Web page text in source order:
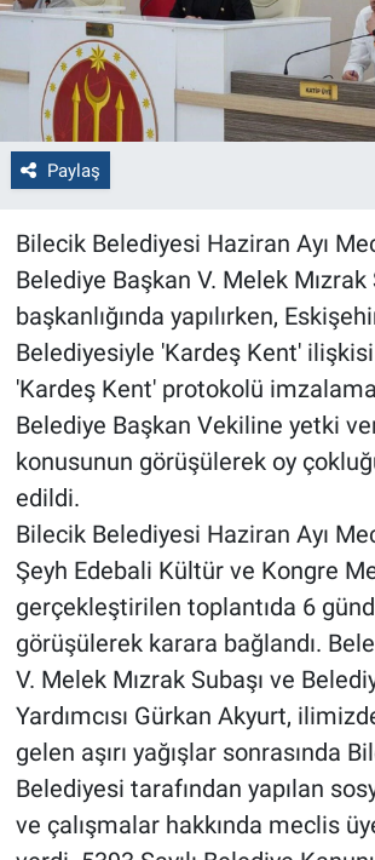
Paylaş
Bilecik Belediyesi Haziran Ayı
Belediye Başkan V. Melek Mızrak
başkanlığında yapılırken,
Belediyesiyle 'Kardeş Kent'
'Kardeş Kent' protokolü
Belediye Başkan Vekiline yetki
konusunun görüşülerek oy
edildi.
Bilecik Belediyesi Haziran Ayı
Şeyh Edebali Kültür ve Kongre
gerçekleştirilen toplantıda 6
görüşülerek karara bağlandı.
V. Melek Mızrak Subaşı ve
Yardımcısı Gürkan Akyurt,
gelen aşırı yağışlar sonrasında
Belediyesi tarafından yapılan
ve çalışmalar hakkında meclis
Genel
Çevre
Yerel
Magazin
Bilim ve Teknoloji